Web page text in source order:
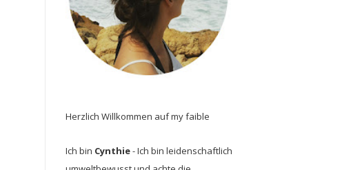
Herzlich Willkommen auf my faible
Ich bin Cynthie- Ich bin leidenschaftlich